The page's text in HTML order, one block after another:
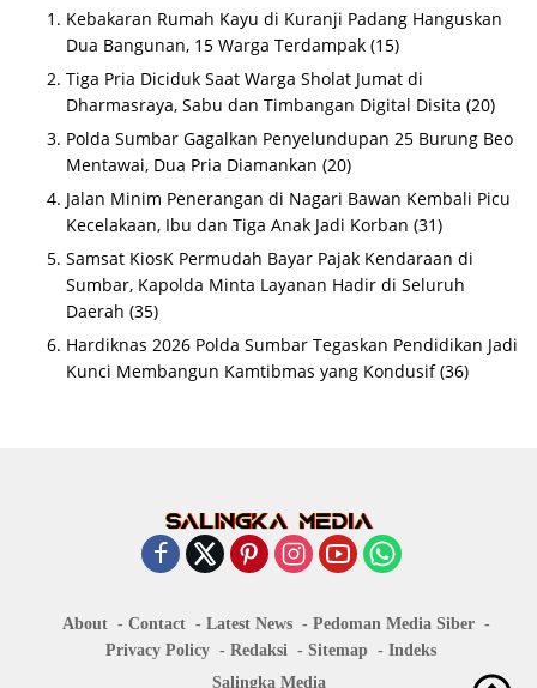
Kebakaran Rumah Kayu di Kuranji Padang Hanguskan
Dua Bangunan, 15 Warga Terdampak (15)
Tiga Pria Diciduk Saat Warga Sholat Jumat di
Dharmasraya, Sabu dan Timbangan Digital Disita (20)
Polda Sumbar Gagalkan Penyelundupan 25 Burung Beo
Mentawai, Dua Pria Diamankan (20)
Jalan Minim Penerangan di Nagari Bawan Kembali Picu
Kecelakaan, Ibu dan Tiga Anak Jadi Korban (31)
Samsat KiosK Permudah Bayar Pajak Kendaraan di
Sumbar, Kapolda Minta Layanan Hadir di Seluruh
Daerah (35)
Hardiknas 2026 Polda Sumbar Tegaskan Pendidikan Jadi
Kunci Membangun Kamtibmas yang Kondusif (36)
About Contact Latest News
Pedoman Media Siber
Privacy Policy
Redaksi Sitemap
Indeks
Salingka Media